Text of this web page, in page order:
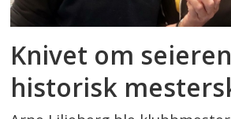
Knivet om
historisk